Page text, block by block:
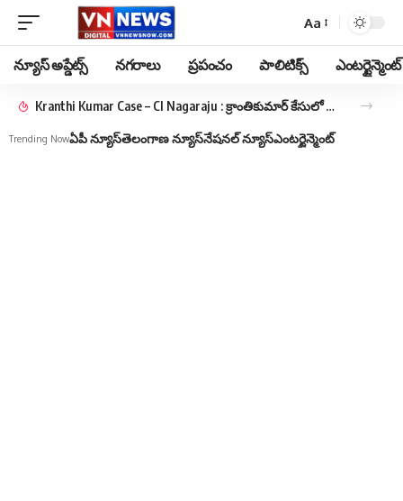
Aa
న్యూస్ అప్డేట్స్ నగరాలు ప్రపంచం పాలిటిక్స్ ఎంటర్టైన్మెంట్
Kranthi Kumar Case – CI Nagaraju : క్రాంతికుమార్ కేసులో మాజీ సీఐ నాగరాజుకు మరో ఉచ్చు.. అట్రాసిటీ కేసు..
Trending Nowఏపీ న్యూస్తెలంగాణ న్యూస్నేషనల్ న్యూస్ఎంటర్టైన్మెంట్